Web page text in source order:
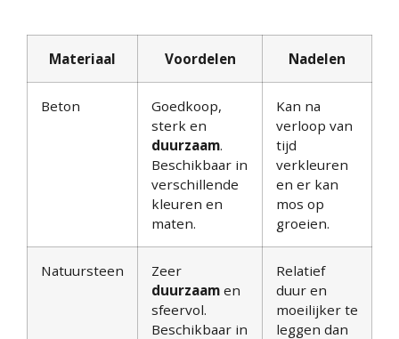
Materiaal Voordelen Nadelen
Beton
Goedkoop,
sterk en
duurzaam.
Beschikbaar in
verschillende
kleuren en
maten.
Kan na
verloop van
tijd
verkleuren
en er kan
mos op
groeien.
Natuursteen
Zeer
duurzaam en
sfeervol.
Beschikbaar in
Relatief
duur en
moeilijker te
leggen dan